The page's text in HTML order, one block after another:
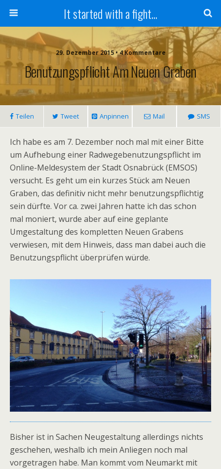
It started with a fight...
29. Dezember 2015 • 4 Kommentare
Benutzungspflicht Am Neuen Graben
Teilen Tweet Anpinnen Mail SMS
Ich habe es am 7. Dezember noch mal mit einer Bitte
um Aufhebung einer Radwegebenutzungspflicht im
Online-Meldesystem der Stadt Osnabrück (EMSOS)
versucht. Es geht um ein kurzes Stück am Neuen
Graben, das definitiv nicht mehr benutzungspflichtig
sein dürfte. Vor ca. zwei Jahren hatte ich das schon
mal moniert, wurde aber auf eine geplante
Umgestaltung des kompletten Neuen Grabens
verwiesen, mit dem Hinweis, dass man dabei auch die
Benutzungspflicht überprüfen würde.
Bisher ist in Sachen Neugestaltung allerdings nichts
geschehen, weshalb ich mein Anliegen noch mal
vorgetragen habe. Man kommt vom Neumarkt mit